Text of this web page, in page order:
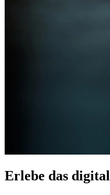
Erlebe das